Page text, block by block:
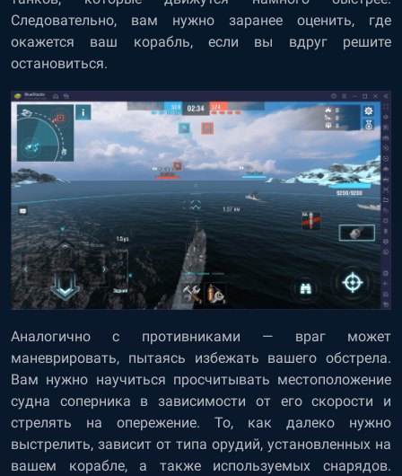
Следовательно, вам нужно заранее оценить, где
окажется ваш корабль, если вы вдруг решите
остановиться.
Аналогично с противниками — враг может
маневрировать, пытаясь избежать вашего обстрела.
Вам нужно научиться просчитывать местоположение
судна соперника в зависимости от его скорости и
стрелять на опережение. То, как далеко нужно
выстрелить, зависит от типа орудий, установленных на
вашем корабле, а также используемых снарядов.